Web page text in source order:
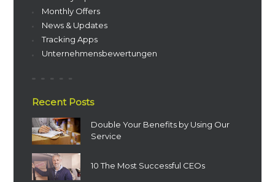
Monthly Offers
News & Updates
Tracking Apps
Unternehmensbewertungen
Recent Posts
Double Your Benefits by Using Our
Service
10 The Most Successful CEOs